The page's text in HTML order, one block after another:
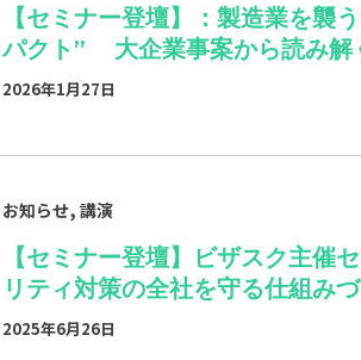
【セミナー登壇】：製造業を襲
パクト” 大企業事案から読み解
2026年1月27日
お知らせ, 講演
【セミナー登壇】ビザスク主催
リティ対策の全社を守る仕組みづ
2025年6月26日